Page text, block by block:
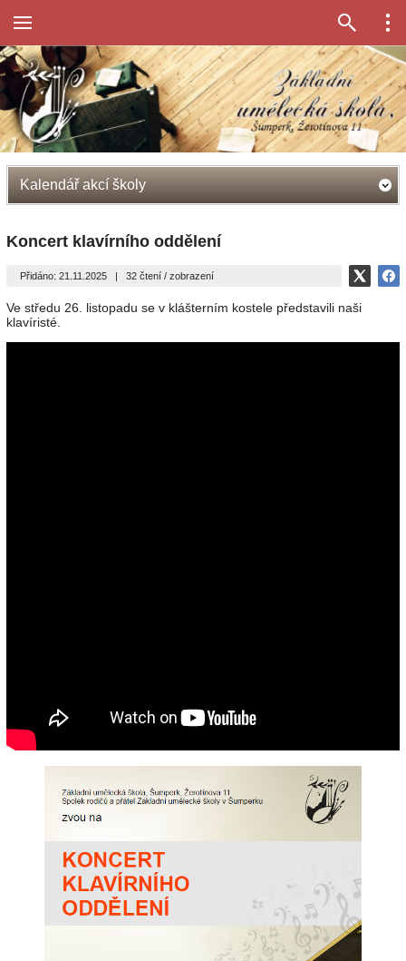
Kalendář akcí školy
Koncert klavírního oddělení
Přidáno: 21.11.2025 | 32 čtení / zobrazení
Ve středu 26. listopadu se v klášterním kostele představili naši
klavíristé.